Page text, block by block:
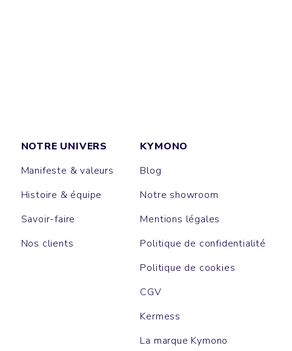
NOTRE UNIVERS
Manifeste & valeurs
Histoire & équipe
Savoir-faire
Nos clients
KYMONO
Blog
Notre showroom
Mentions légales
Politique de confidentialité
Politique de cookies
CGV
Kermess
La marque Kymono